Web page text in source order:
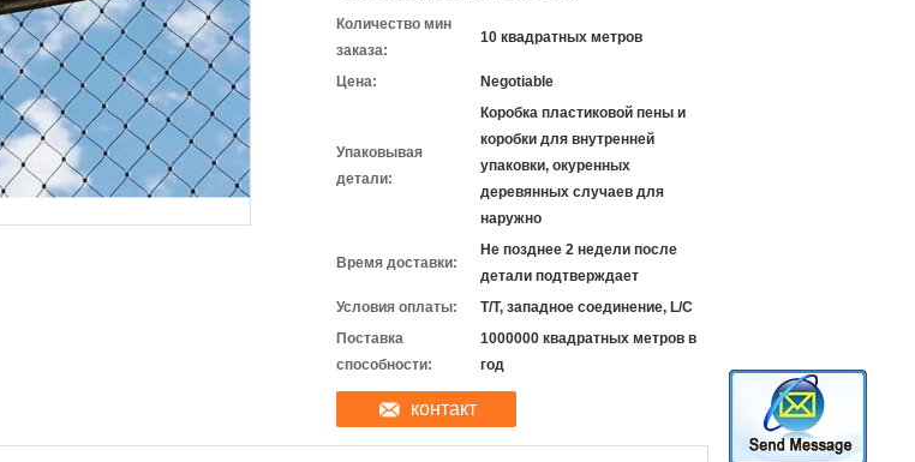
Количество мин
заказа:
10 квадратных метров
Цена: Negotiable
Упаковывая
детали:
Коробка пластиковой пены и
коробки для внутренней
упаковки, окуренных
деревянных случаев для
наружно
Время доставки:
Не позднее 2 недели после
детали подтверждает
Условия оплаты:
T/T, западное соединение, L/C
Поставка
способности:
1000000 квадратных метров в
год
контакт